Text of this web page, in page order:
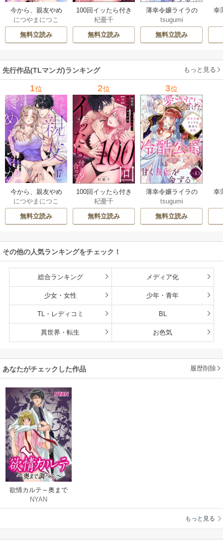
今から、親友やめ
ようか。～腐れ縁
同僚は甘い快楽で
私を壊す～
につやまにつこ
無料立読み
100回イッたら付き
合って？ 無愛想な
ライバル同期の溺
愛絶倫セックス
杞憂千
無料立読み
薄幸令嬢ライラの
数奇な結婚 愛さな
いと告げた冷酷公
爵は甘く夜伽を命
tsugumi
無料立読み
幸
先行作品(TLマンガ)ランキング もっと見る
1位
今から、親友やめ
ようか。～腐れ縁
同僚は甘い快楽で
私を壊す～
につやまにつこ
無料立読み
2位
100回イッたら付き
合って？ 無愛想な
ライバル同期の溺
愛絶倫セックス
杞憂千
無料立読み
3位
薄幸令嬢ライラの
数奇な結婚 愛さな
いと告げた冷酷公
爵は甘く夜伽を命
tsugumi
無料立読み
幸
その他の人気ランキングをチェック！
総合ランキング メディア化
少女・女性 少年・青年
TL・レディコミ BL
異世界・転生 お色気
あなたがチェックした作品 履歴削除
欲情カルテ～奥まで
調べて～
NYAN
もっと見る